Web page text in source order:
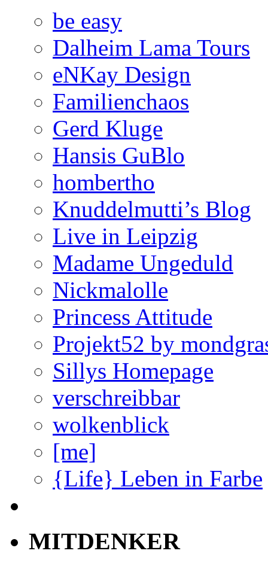
be easy
Dalheim Lama Tours
eNKay Design
Familienchaos
Gerd Kluge
Hansis GuBlo
hombertho
Knuddelmutti’s Blog
Live in Leipzig
Madame Ungeduld
Nickmalolle
Princess Attitude
Projekt52 by
Sillys Homepage
verschreibbar
wolkenblick
[me]
{Life} Leben in Farbe
MITDENKER